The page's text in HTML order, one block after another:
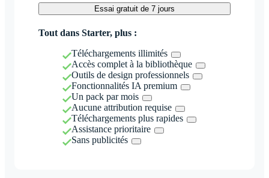
Essai gratuit de 7 jours
Tout dans Starter, plus :
Téléchargements illimités
Accès complet à la bibliothèque
Outils de design professionnels
Fonctionnalités IA premium
Un pack par mois
Aucune attribution requise
Téléchargements plus rapides
Assistance prioritaire
Sans publicités